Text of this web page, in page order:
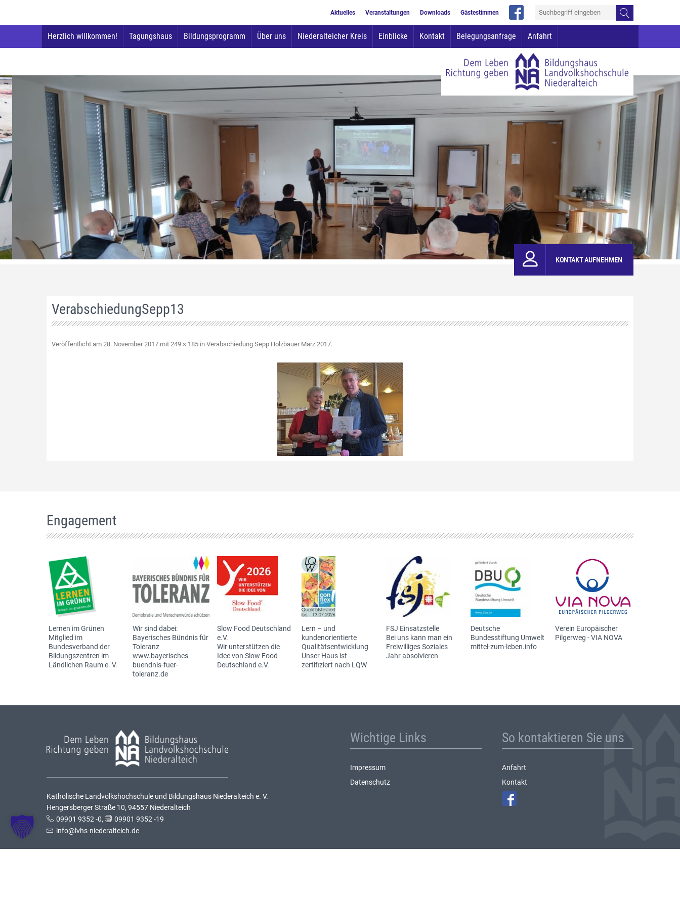
Aktuelles Veranstaltungen Downloads Gästestimmen
Inhalt
Herzlich willkommen! Tagungshaus Bildungsprogramm Über uns Niederalteicher Kreis Einblicke Kontakt Belegungsanfrage Anfahrt
KONTAKT AUFNEHMEN
VerabschiedungSepp13
Veröffentlicht am 28. November 2017 mit 249 × 185 in Verabschiedung Sepp Holzbauer März 2017.
Engagement
Lernen im Grünen
Mitglied im
Bundesverband der
Bildungszentren im
Ländlichen Raum e. V.
Wir sind dabei:
Bayerisches Bündnis für
Toleranz
www.bayerisches-
buendnis-fuer-
toleranz.de
Slow Food Deutschland
e.V.
Wir unterstützen die
Idee von Slow Food
Deutschland e.V.
Lern – und
kundenorientierte
Qualitätsentwicklung
Unser Haus ist
zertifiziert nach LQW
FSJ Einsatzstelle
Bei uns kann man ein
Freiwilliges Soziales
Jahr absolvieren
Deutsche
Bundesstiftung Umwelt
mittel-zum-leben.info
Verein Europäischer
Pilgerweg - VIA NOVA
Katholische Landvolkshochschule und Bildungshaus Niederalteich e. V.
Hengersberger Straße 10, 94557 Niederalteich
09901 9352 -0,
09901 9352 -19
info@lvhs-niederalteich.de
Wichtige Links
Impressum
Datenschutz
So kontaktieren Sie uns
Anfahrt
Kontakt